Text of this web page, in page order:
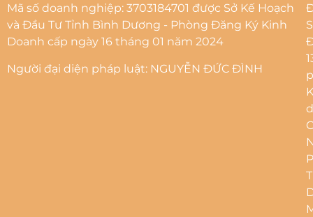
Mã số doanh nghiệp: 3703184701 được Sở Kế Hoạch
và Đầu Tư Tỉnh Bình Dương - Phòng Đăng Ký Kinh
Doanh cấp ngày 16 tháng 01 năm 2024
Người đại diện pháp luật: NGUYỄN ĐỨC ĐÌNH